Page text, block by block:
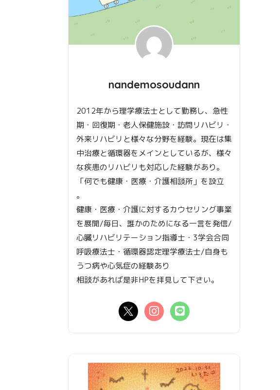
nandemosoudann
2012年から理学療法士として勤務し、急性
期・回復期・老人保健施設・訪問リハビリ・
外来リハビリと様々な分野を経験。現在は集
中治療と循環器をメインとしているが、様々
な疾患のリハビリも対応した経験があり。
「何でも健康・医療・介護相談所」を設立
。
健康・医療・介護に対するカウセリング事業
を展開/毎日、誰かのためになる一言を発信/
心臓リハビリテーション指導士・3学会合同
呼吸療法士・循環器認定理学療法士/自身も
うつ病や心気症の経験あり
相談があれば是非HPを拝見して下さい。